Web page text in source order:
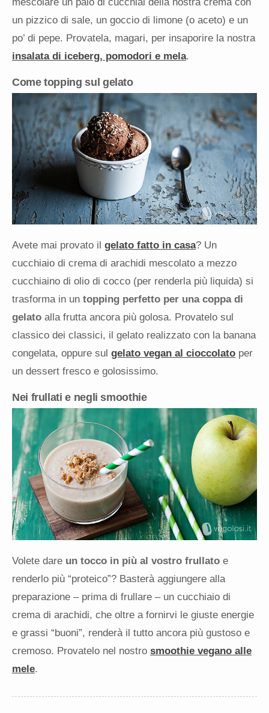
un pizzico di sale, un goccio di limone (o aceto) e un
po’ di pepe. Provatela, magari, per insaporire la nostra
insalata di iceberg, pomodori e mela.
Come topping sul gelato
Avete mai provato il gelato fatto in casa? Un
cucchiaio di crema di arachidi mescolato a mezzo
cucchiaino di olio di cocco (per renderla più liquida) si
trasforma in un topping perfetto per una coppa di
gelato alla frutta ancora più golosa. Provatelo sul
classico dei classici, il gelato realizzato con la banana
congelata, oppure sul gelato vegan al cioccolato per
un dessert fresco e golosissimo.
Nei frullati e negli smoothie
Volete dare un tocco in più al vostro frullato e
renderlo più “proteico”? Basterà aggiungere alla
preparazione – prima di frullare – un cucchiaio di
crema di arachidi, che oltre a fornirvi le giuste energie
e grassi “buoni”, renderà il tutto ancora più gustoso e
cremoso. Provatelo nel nostro smoothie vegano alle
mele.